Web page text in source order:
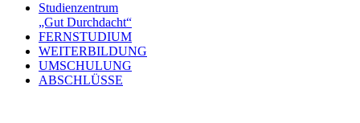
Studienzentrum
„Gut Durchdacht“
FERNSTUDIUM
WEITERBILDUNG
UMSCHULUNG
ABSCHLÜSSE